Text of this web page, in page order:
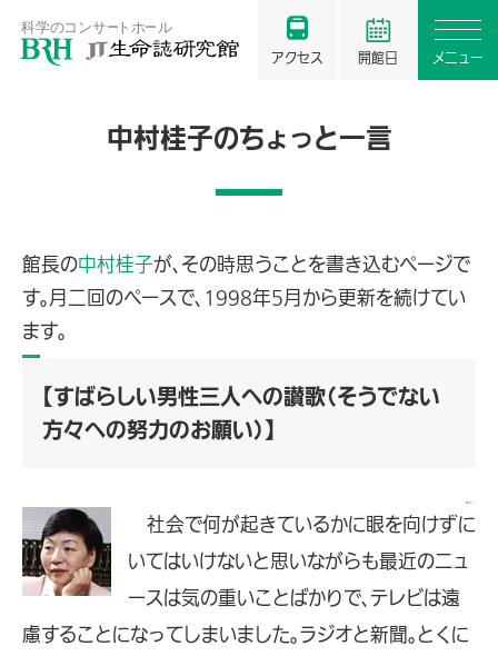
開館日 メニュー
アクセス
中村桂子のちょっと一言
館長の中村桂子が、その時思うことを書き込むページで
す。月二回のペースで、1998年5月から更新を続けてい
ます。
バックナンバー
【すばらしい男性三人への讃歌（そうでない
方々への努力のお願い）】
社会で何が起きているかに眼を向けずに
いてはいけないと思いながらも最近のニュ
ースは気の重いことばかりで、テレビは遠
慮することになってしまいました。ラジオと新聞。とくに